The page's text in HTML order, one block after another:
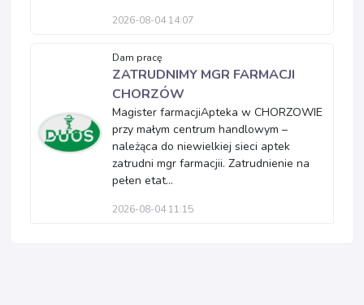
2026-08-04 14:07
Dam pracę
ZATRUDNIMY MGR FARMACJI
CHORZÓW
Magister farmacjiApteka w CHORZOWIE
przy małym centrum handlowym –
należąca do niewielkiej sieci aptek
zatrudni mgr farmacjii. Zatrudnienie na
pełen etat...
2026-08-04 11:15